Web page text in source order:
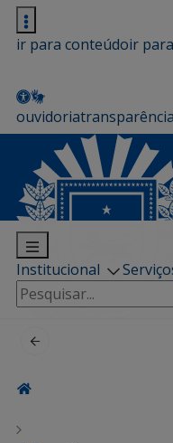
ir para conteúdoir
ouvidoriatransparência
Institucional
Pesquisar
por: